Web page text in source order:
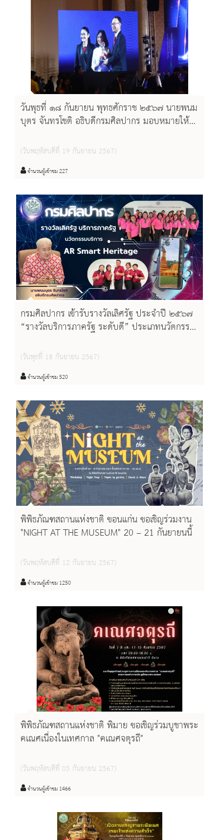
วันพุธที่ ๑๘ กันยายน พุทธศักราช ๒๕๖๗ นายพนม
บุตร จันทรโชติ อธิบดีกรมศิลปากร มอบหมายให้
เป็นผู้แทนกรมศิลปากร เข้ารับรางวัลเลิศรัฐ ประจำ
ปี ๒๕๖๗ “รางวัลบริการภาครัฐ ระดับดี” ประเภท
นวัตกรรมบริการ ผลงาน Application AR Smart
(วันพฤหัสบดีที่ 19 กันยายน 2567)
จำนวนผู้เข้าชม 227
กรมศิลปากร เข้ารับรางวัลเลิศรัฐ ประจำปี ๒๕๖๗
“รางวัลบริการภาครัฐ ระดับดี” ประเภทนวัตกรรม
(วันพุธที่ 18 กันยายน 2567)
จำนวนผู้เข้าชม 520
พิพิธภัณฑสถานแห่งชาติ ขอนแก่น ขอเชิญร่วมงาน
"NIGHT AT THE MUSEUM" 20 – 21 กันยายนนี้
(วันพฤหัสบดีที่ 12 กันยายน 2567)
จำนวนผู้เข้าชม 1250
พิพิธภัณฑสถานแห่งชาติ พิมาย ขอเชิญร่วมบูชาพระ
คเณศเนื่องในเทศกาล "คเณศจตุรถี"
(วันพฤหัสบดีที่ 05 กันยายน 2567)
จำนวนผู้เข้าชม 1466